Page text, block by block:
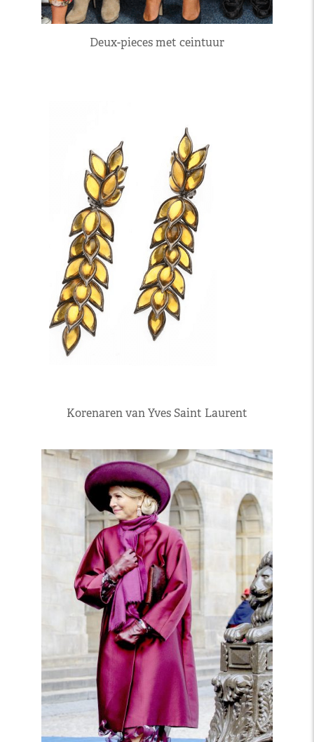
Deux-pieces met ceintuur
Korenaren van Yves Saint Laurent